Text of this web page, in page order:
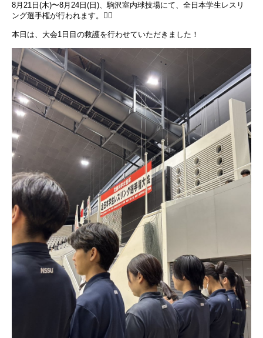
8月21日(木)〜8月24日(日)、駒沢室内球技場にて、全日本学生レスリ
ング選手権が行われます。🤼‍♂️
本日は、大会1日目の救護を行わせていただきました！